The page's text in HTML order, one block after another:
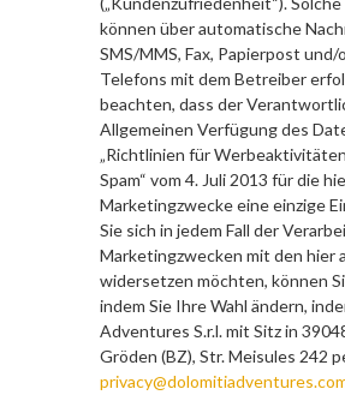
können über automatische
SMS/MMS, Fax, Papierpost
Telefons mit dem Betreiber
beachten, dass der
Allgemeinen Verfügung des
„Richtlinien für
Spam“ vom 4. Juli 2013 für die
Marketingzwecke eine einzige
Sie sich in jedem Fall der
Marketingzwecken mit den hier
widersetzen möchten, können
indem Sie Ihre Wahl ändern,
Adventures S.r.l. mit Sitz in
Gröden (BZ), Str. Meisules 242